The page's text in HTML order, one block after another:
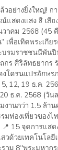
อย่างยิ่งใหญ่! ก
สดงแสง สี เสีย
าคม 2568 (45
พื่อเทิดพระเกีย
รมราชชนนีพันปี
ศิริลัทธยากร
โดรนแปรอักษร
12, 19 ธ.ค.
ธ.ค. 2568 (วัน
านกว่า 1.5 ล้า
ท่องเที่ยวของไ
15 จุดการแสด
ด้วยเทคโนโลยี